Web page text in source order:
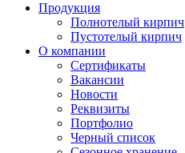
Продукция
Полнотелый кирпич
Пустотелый кирпич
О компании
Сертификаты
Вакансии
Новости
Реквизиты
Портфолио
Черный список